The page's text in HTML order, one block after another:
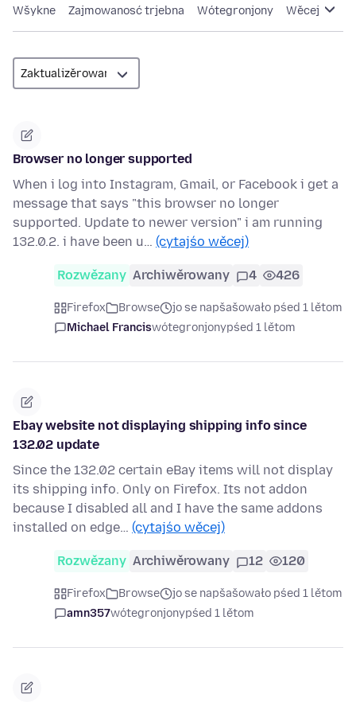
Wšykne Zajmowanosć trjebna Wótegronjony Wěcej
Browser no longer supported
When i log into Instagram, Gmail, or Facebook i get a
message that says "this browser no longer
supported. Update to newer version" i am running
132.0.2. i have been u… (cytajśo wěcej)
Rozwězany Archiwěrowany 4 426
Firefox Browse
jo se napšašowało pśed 1 lětom
Michael Franciswótegronjonypśed 1 lětom
Ebay website not displaying shipping info since
132.02 update
Since the 132.02 certain eBay items will not display
its shipping info. Only on Firefox. Its not addon
because I disabled all and I have the same addons
installed on edge… (cytajśo wěcej)
Rozwězany Archiwěrowany 12 120
Firefox Browse
jo se napšašowało pśed 1 lětom
amn357wótegronjonypśed 1 lětom